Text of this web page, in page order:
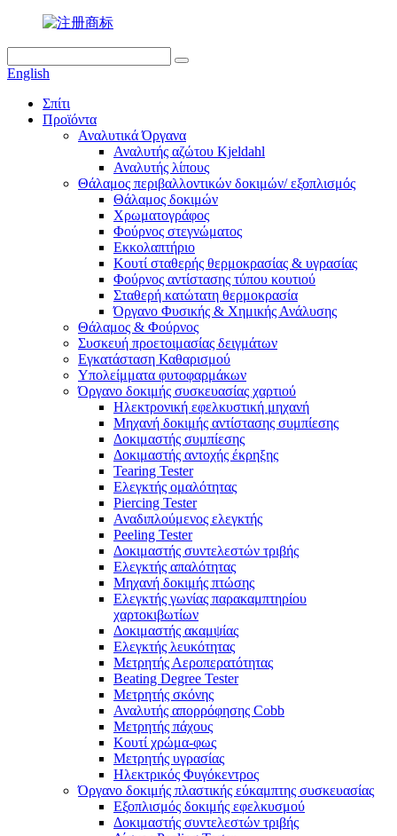
English
Σπίτι
Προϊόντα
Αναλυτικά Όργανα
Αναλυτής αζώτου Kjeldahl
Αναλυτής λίπους
Θάλαμος περιβαλλοντικών δοκιμών/ εξοπλισμός
Θάλαμος δοκιμών
Χρωματογράφος
Φούρνος στεγνώματος
Εκκολαπτήριο
Κουτί σταθερής θερμοκρασίας & υγρασίας
Φούρνος αντίστασης τύπου κουτιού
Σταθερή κατώτατη θερμοκρασία
Όργανο Φυσικής & Χημικής Ανάλυσης
Θάλαμος & Φούρνος
Συσκευή προετοιμασίας δειγμάτων
Εγκατάσταση Καθαρισμού
Υπολείμματα φυτοφαρμάκων
Όργανο δοκιμής συσκευασίας χαρτιού
Ηλεκτρονική εφελκυστική μηχανή
Μηχανή δοκιμής αντίστασης συμπίεσης
Δοκιμαστής συμπίεσης
Δοκιμαστής αντοχής έκρηξης
Tearing Tester
Ελεγκτής ομαλότητας
Piercing Tester
Αναδιπλούμενος ελεγκτής
Peeling Tester
Δοκιμαστής συντελεστών τριβής
Ελεγκτής απαλότητας
Μηχανή δοκιμής πτώσης
Ελεγκτής γωνίας παρακαμπτηρίου
χαρτοκιβωτίων
Δοκιμαστής ακαμψίας
Ελεγκτής λευκότητας
Μετρητής Αεροπερατότητας
Beating Degree Tester
Μετρητής σκόνης
Αναλυτής απορρόφησης Cobb
Μετρητής πάχους
Κουτί χρώμα-φως
Μετρητής υγρασίας
Ηλεκτρικός Φυγόκεντρος
Όργανο δοκιμής πλαστικής εύκαμπτης συσκευασίας
Εξοπλισμός δοκιμής εφελκυσμού
Δοκιμαστής συντελεστών τριβής